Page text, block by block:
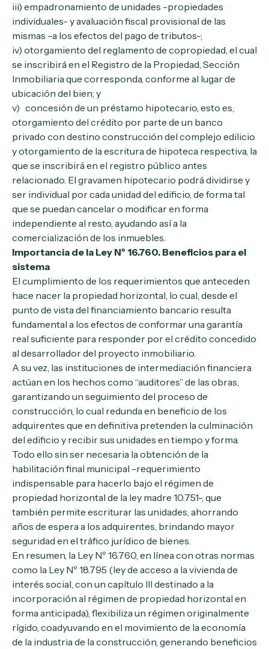
iii) empadronamiento de unidades -propiedades
individuales- y avaluación fiscal provisional de las
mismas –a los efectos del pago de tributos-;
iv) otorgamiento del reglamento de copropiedad, el cual
se inscribirá en el Registro de la Propiedad, Sección
Inmobiliaria que corresponda, conforme al lugar de
ubicación del bien; y
v) concesión de un préstamo hipotecario, esto es,
otorgamiento del crédito por parte de un banco
privado con destino construcción del complejo edilicio
y otorgamiento de la escritura de hipoteca respectiva, la
que se inscribirá en el registro público antes
relacionado. El gravamen hipotecario podrá dividirse y
ser individual por cada unidad del edificio, de forma tal
que se puedan cancelar o modificar en forma
independiente al resto, ayudando así a la
comercialización de los inmuebles.
Importancia de la Ley Nº 16.760. Beneficios para el
sistema
El cumplimiento de los requerimientos que anteceden
hace nacer la propiedad horizontal, lo cual, desde el
punto de vista del financiamiento bancario resulta
fundamental a los efectos de conformar una garantía
real suficiente para responder por el crédito concedido
al desarrollador del proyecto inmobiliario.
A su vez, las instituciones de intermediación financiera
actúan en los hechos como “auditores” de las obras,
garantizando un seguimiento del proceso de
construcción, lo cual redunda en beneficio de los
adquirentes que en definitiva pretenden la culminación
del edificio y recibir sus unidades en tiempo y forma.
Todo ello sin ser necesaria la obtención de la
habilitación final municipal -requerimiento
indispensable para hacerlo bajo el régimen de
propiedad horizontal de la ley madre 10.751-, que
también permite escriturar las unidades, ahorrando
años de espera a los adquirentes, brindando mayor
seguridad en el tráfico jurídico de bienes.
En resumen, la Ley Nº 16.760, en línea con otras normas
como la Ley Nº 18.795 (ley de acceso a la vivienda de
interés social, con un capítulo III destinado a la
incorporación al régimen de propiedad horizontal en
forma anticipada), flexibiliza un régimen originalmente
rígido, coadyuvando en el movimiento de la economía
de la industria de la construcción, generando beneficios